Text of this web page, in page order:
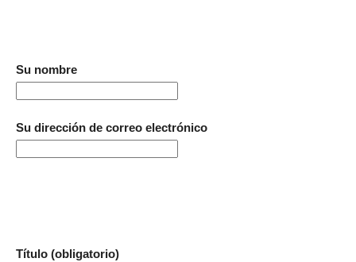
Su nombre
Su dirección de correo electrónico
Título (obligatorio)